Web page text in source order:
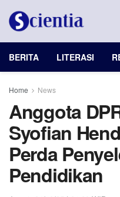
BERITA LITERASI
Home News
Anggota
Syofian
Perda
Pendidikan